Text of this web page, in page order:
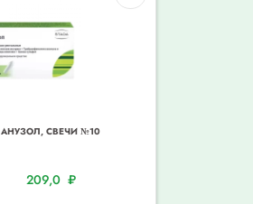
АНУЗОЛ, СВЕЧИ №10
209,0 ₽